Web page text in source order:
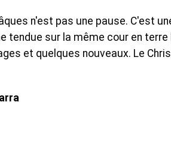
n'est pas une pause. C'est
tendue sur la même cour en
et quelques nouveaux. Le